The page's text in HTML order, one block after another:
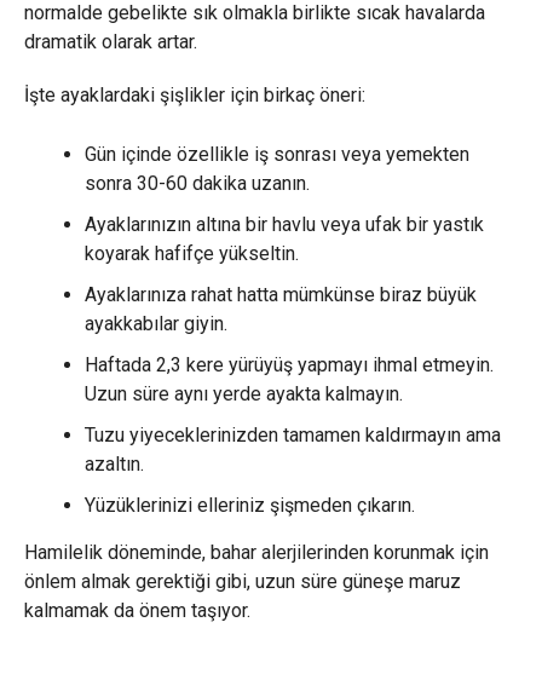
normalde gebelikte sık olmakla birlikte sıcak havalarda
dramatik olarak artar.
İşte ayaklardaki şişlikler için birkaç öneri:
Gün içinde özellikle iş sonrası veya yemekten
sonra 30-60 dakika uzanın.
Ayaklarınızın altına bir havlu veya ufak bir yastık
koyarak hafifçe yükseltin.
Ayaklarınıza rahat hatta mümkünse biraz büyük
ayakkabılar giyin.
Haftada 2,3 kere yürüyüş yapmayı ihmal etmeyin.
Uzun süre aynı yerde ayakta kalmayın.
Tuzu yiyeceklerinizden tamamen kaldırmayın ama
azaltın.
Yüzüklerinizi elleriniz şişmeden çıkarın.
Hamilelik döneminde, bahar alerjilerinden korunmak için
önlem almak gerektiği gibi, uzun süre güneşe maruz
kalmamak da önem taşıyor.